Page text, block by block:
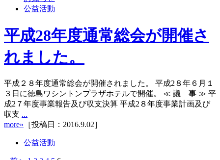
公益活動
平成28年度通常総会が開催さ
れました。
平成２８年度通常総会が開催されました。 平成2８年６月１
３日に徳島ワシントンプラザホテルで開催。 ≪ 議 事 ≫ 平
成2７年度事業報告及び収支決算 平成2８年度事業計画及び
収支 ...
more» ［投稿日：2016.9.02］
公益活動